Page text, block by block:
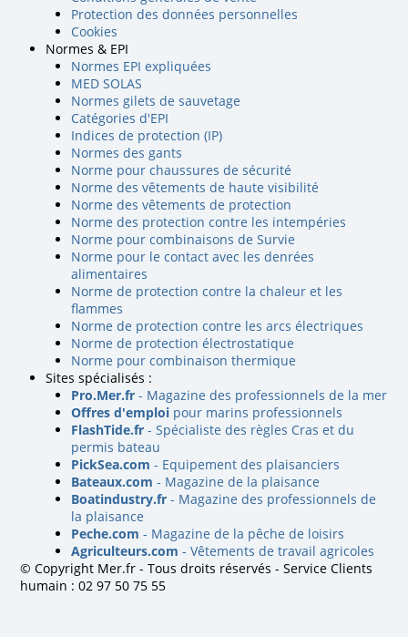
Protection des données personnelles
Cookies
Normes & EPI
Normes EPI expliquées
MED SOLAS
Normes gilets de sauvetage
Catégories d'EPI
Indices de protection (IP)
Normes des gants
Norme pour chaussures de sécurité
Norme des vêtements de haute visibilité
Norme des vêtements de protection
Norme des protection contre les intempéries
Norme pour combinaisons de Survie
Norme pour le contact avec les denrées
alimentaires
Norme de protection contre la chaleur et les
flammes
Norme de protection contre les arcs électriques
Norme de protection électrostatique
Norme pour combinaison thermique
Sites spécialisés :
Pro.Mer.fr - Magazine des professionnels de la mer
Offres d'emploi pour marins professionnels
FlashTide.fr - Spécialiste des règles Cras et du
permis bateau
PickSea.com - Equipement des plaisanciers
Bateaux.com - Magazine de la plaisance
Boatindustry.fr - Magazine des professionnels de
la plaisance
Peche.com - Magazine de la pêche de loisirs
Agriculteurs.com - Vêtements de travail agricoles
© Copyright Mer.fr - Tous droits réservés - Service Clients
humain : 02 97 50 75 55